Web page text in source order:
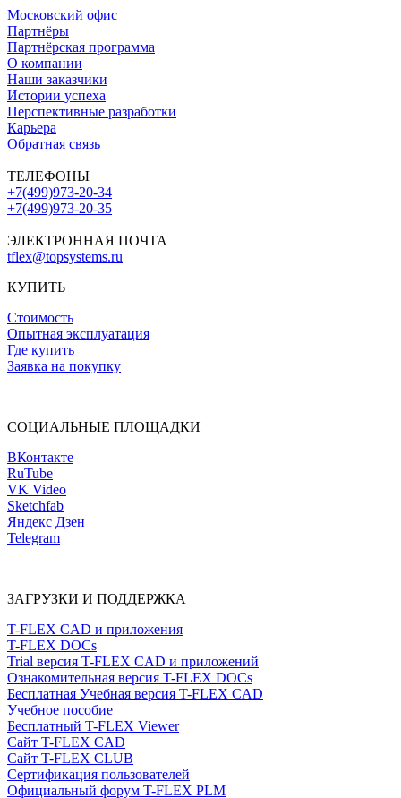
Московский офис
Партнёры
Партнёрская программа
О компании
Наши заказчики
Истории успеха
Перспективные разработки
Карьера
Обратная связь
ТЕЛЕФОНЫ
+7(499)973-20-34
+7(499)973-20-35
ЭЛЕКТРОННАЯ ПОЧТА
tflex@topsystems.ru
КУПИТЬ
Стоимость
Опытная эксплуатация
Где купить
Заявка на покупку
СОЦИАЛЬНЫЕ ПЛОЩАДКИ
ВКонтакте
RuTube
VK Video
Sketchfab
Яндекс Дзен
Telegram
ЗАГРУЗКИ И ПОДДЕРЖКА
T-FLEX CAD и приложения
T-FLEX DOCs
Trial версия T-FLEX CAD и приложений
Ознакомительная версия T-FLEX DOCs
Бесплатная Учебная версия T-FLEX CAD
Учебное пособие
Бесплатный T-FLEX Viewer
Сайт T-FLEX CAD
Сайт T-FLEX CLUB
Сертификация пользователей
Официальный форум T-FLEX PLM